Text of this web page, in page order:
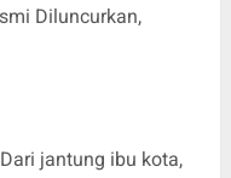
Diluncurkan,
jantung ibu kota,